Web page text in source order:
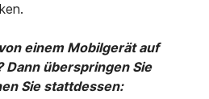
einem Mobilgerät auf
Dann überspringen Sie
Sie stattdessen: